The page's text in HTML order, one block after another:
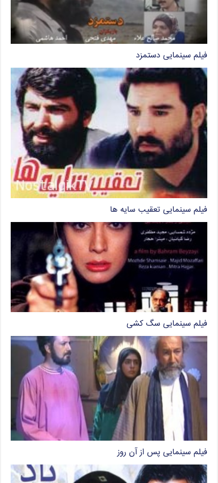
فیلم سینمایی دستمزد
فیلم سینمایی تعقیب سایه ها
فیلم سینمایی سگ کشی
فیلم سینمایی پس از آن روز